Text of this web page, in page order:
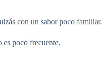
con un sabor poco familiar.
es poco frecuente.